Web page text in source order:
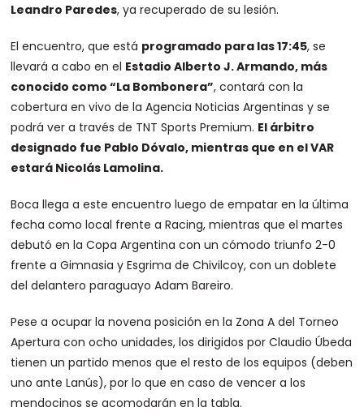
Leandro Paredes, ya recuperado de su lesión.
El encuentro, que está programado para las 17:45, se
llevará a cabo en el Estadio Alberto J. Armando, más
conocido como “La Bombonera”, contará con la
cobertura en vivo de la Agencia Noticias Argentinas y se
podrá ver a través de TNT Sports Premium. El árbitro
designado fue Pablo Dóvalo, mientras que en el VAR
estará Nicolás Lamolina.
Boca llega a este encuentro luego de empatar en la última
fecha como local frente a Racing, mientras que el martes
debutó en la Copa Argentina con un cómodo triunfo 2-0
frente a Gimnasia y Esgrima de Chivilcoy, con un doblete
del delantero paraguayo Adam Bareiro.
Pese a ocupar la novena posición en la Zona A del Torneo
Apertura con ocho unidades, los dirigidos por Claudio Úbeda
tienen un partido menos que el resto de los equipos (deben
uno ante Lanús), por lo que en caso de vencer a los
mendocinos se acomodarán en la tabla.